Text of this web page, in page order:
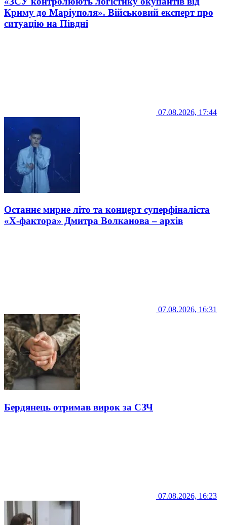
Криму до Маріуполя». Військовий експерт про
ситуацію на Півдні
07.08.2026, 17:44
Останнє мирне літо та концерт суперфіналіста
«Х-фактора» Дмитра Волканова – архів
07.08.2026, 16:31
Бердянець отримав вирок за СЗЧ
07.08.2026, 16:23